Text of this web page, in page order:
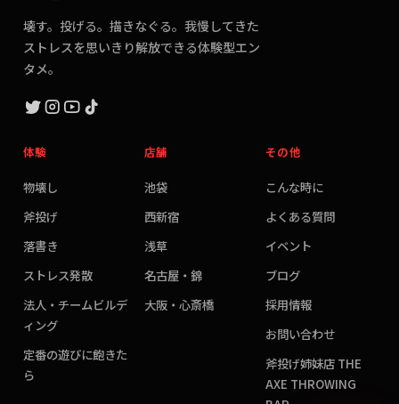
壊す。投げる。描きなぐる。我慢してきた
ストレスを思いきり解放できる体験型エン
タメ。
体験
物壊し
斧投げ
落書き
ストレス発散
法人・チームビルデ
ィング
定番の遊びに飽きた
ら
店舗
池袋
西新宿
浅草
名古屋・錦
大阪・心斎橋
その他
こんな時に
よくある質問
イベント
ブログ
採用情報
お問い合わせ
斧投げ姉妹店 THE
AXE THROWING